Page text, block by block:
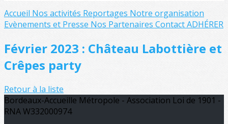
Accueil Nos activités Reportages Notre organisation
Evènements et Presse Nos Partenaires ContactADHÉRER
Février 2023 : Château Labottière et
Crêpes party
Retour à la liste
Bordeaux-Accueille Métropole - Association Loi de 1901 -
RNA W332000974